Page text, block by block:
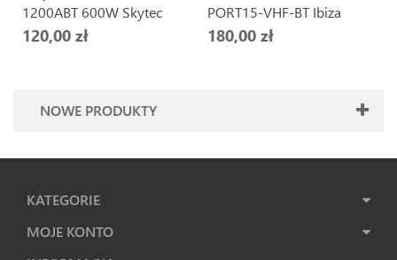
1200ABT 600W Skytec
120,00 zł
PORT15-VHF-BT Ibiza
180,00 zł
NOWE PRODUKTY
KATEGORIE
MOJE KONTO